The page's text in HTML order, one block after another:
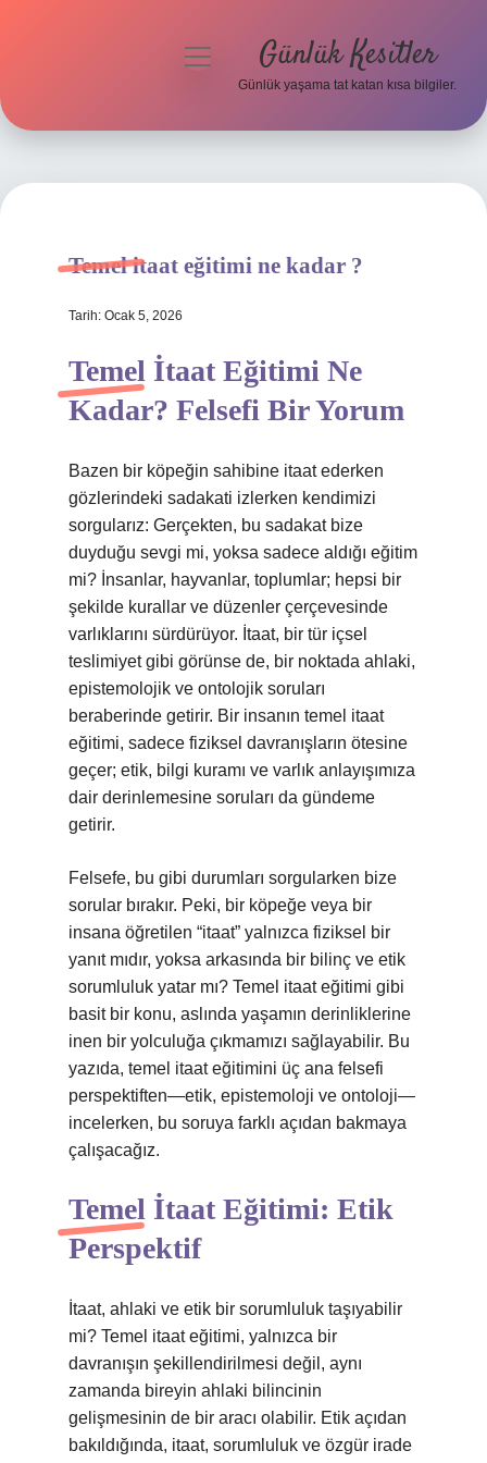
Hakkımızda
menüyü
Günlük Kesitler
Günlük yaşama tat katan kısa bilgiler.
Temel itaat eğitimi ne kadar ?
Tarih: Ocak 5, 2026
Temel İtaat Eğitimi Ne
Kadar? Felsefi Bir Yorum
Bazen bir köpeğin sahibine itaat ederken
gözlerindeki sadakati izlerken kendimizi
sorgularız: Gerçekten, bu sadakat bize
duyduğu sevgi mi, yoksa sadece aldığı eğitim
mi? İnsanlar, hayvanlar, toplumlar; hepsi bir
şekilde kurallar ve düzenler çerçevesinde
varlıklarını sürdürüyor. İtaat, bir tür içsel
teslimiyet gibi görünse de, bir noktada ahlaki,
epistemolojik ve ontolojik soruları
beraberinde getirir. Bir insanın temel itaat
eğitimi, sadece fiziksel davranışların ötesine
geçer; etik, bilgi kuramı ve varlık anlayışımıza
dair derinlemesine soruları da gündeme
getirir.
Felsefe, bu gibi durumları sorgularken bize
sorular bırakır. Peki, bir köpeğe veya bir
insana öğretilen “itaat” yalnızca fiziksel bir
yanıt mıdır, yoksa arkasında bir bilinç ve etik
sorumluluk yatar mı? Temel itaat eğitimi gibi
basit bir konu, aslında yaşamın derinliklerine
inen bir yolculuğa çıkmamızı sağlayabilir. Bu
yazıda, temel itaat eğitimini üç ana felsefi
perspektiften—etik, epistemoloji ve ontoloji—
incelerken, bu soruya farklı açıdan bakmaya
çalışacağız.
Temel İtaat Eğitimi: Etik
Perspektif
İtaat, ahlaki ve etik bir sorumluluk taşıyabilir
mi? Temel itaat eğitimi, yalnızca bir
davranışın şekillendirilmesi değil, aynı
zamanda bireyin ahlaki bilincinin
gelişmesinin de bir aracı olabilir. Etik açıdan
bakıldığında, itaat, sorumluluk ve özgür irade